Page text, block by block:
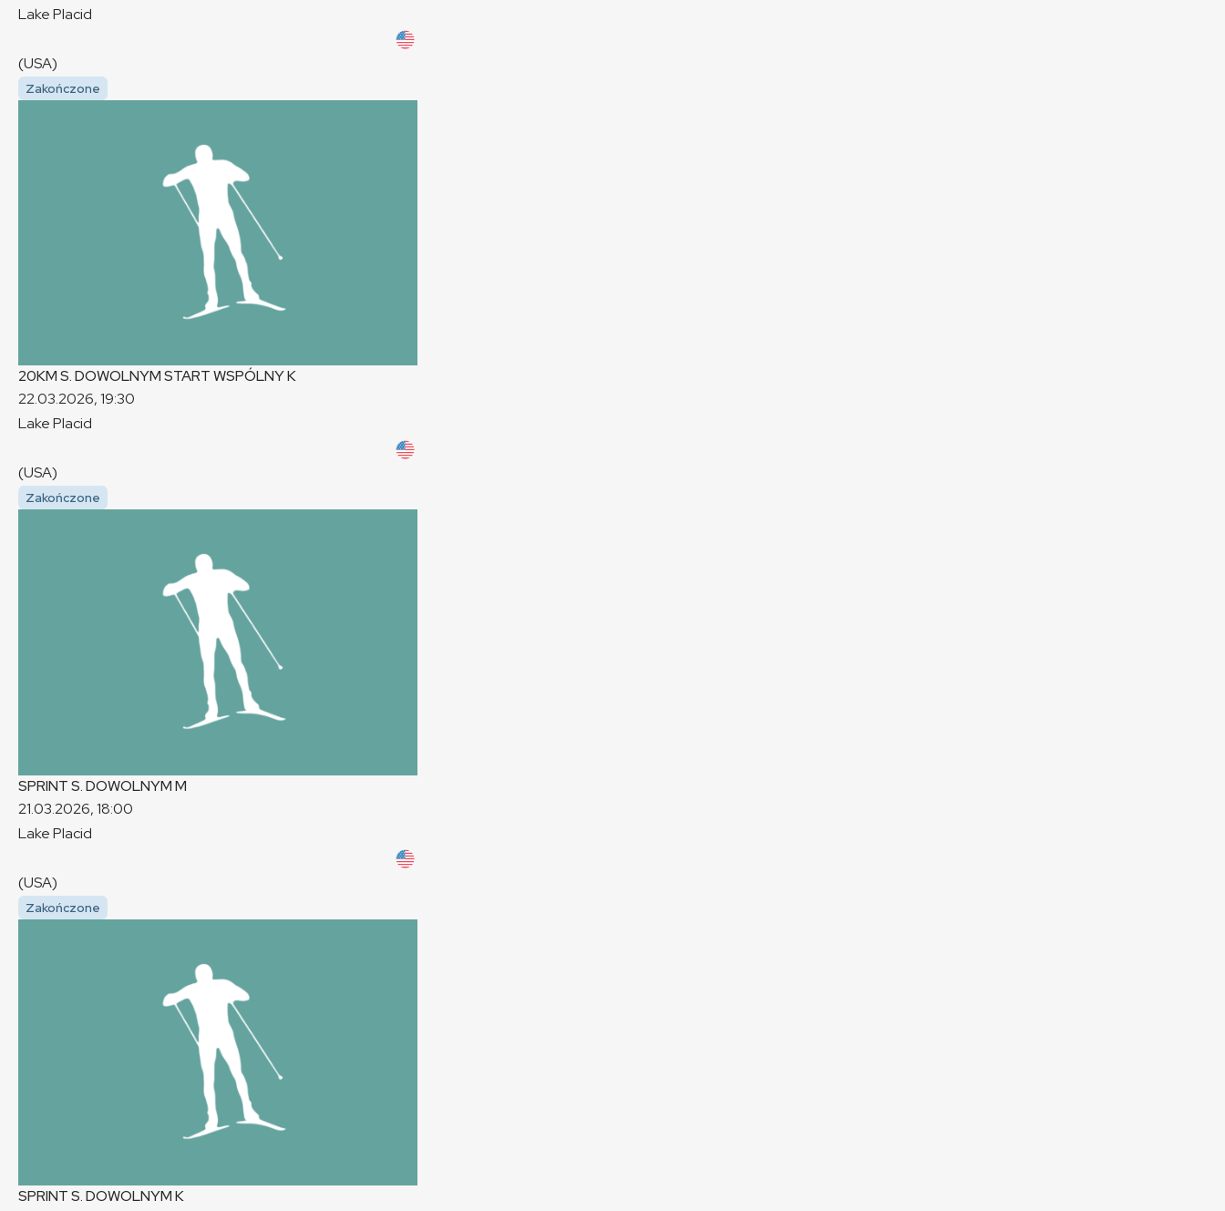
Lake Placid
(USA)
Zakończone
20KM S. DOWOLNYM START WSPÓLNYK
22.03.2026, 19:30
Lake Placid
(USA)
Zakończone
SPRINT S. DOWOLNYMM
21.03.2026, 18:00
Lake Placid
(USA)
Zakończone
SPRINT S. DOWOLNYMK